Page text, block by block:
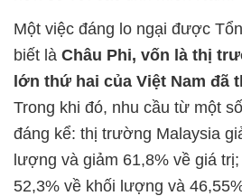
Một việc đáng lo ngại được
biết là Châu Phi, vốn là thị
lớn thứ hai của Việt Nam đã
Trong khi đó, nhu cầu từ một
đáng kể: thị trường Malaysia
lượng và giảm 61,8% về giá
52,3% về khối lượng và